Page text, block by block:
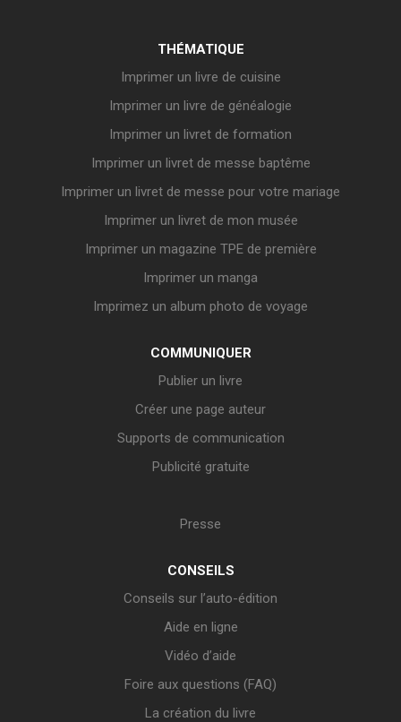
THÉMATIQUE
Imprimer un livre de cuisine
Imprimer un livre de généalogie
Imprimer un livret de formation
Imprimer un livret de messe baptême
Imprimer un livret de messe pour votre mariage
Imprimer un livret de mon musée
Imprimer un magazine TPE de première
Imprimer un manga
Imprimez un album photo de voyage
COMMUNIQUER
Publier un livre
Créer une page auteur
Supports de communication
Publicité gratuite
Presse
CONSEILS
Conseils sur l’auto-édition
Aide en ligne
Vidéo d’aide
Foire aux questions (FAQ)
La création du livre